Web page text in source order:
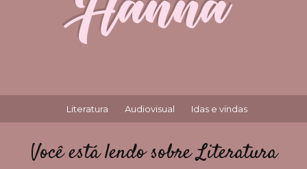
Literatura Audiovisual Idas e vindas
Você está lendo sobre Literatura